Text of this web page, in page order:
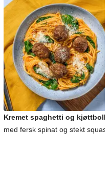
Kremet spaghetti og
med fersk spinat og stekt